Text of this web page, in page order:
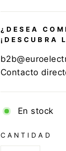
¿DESEA
¡DESCUBRA
Contacto
En stock
CANTIDAD